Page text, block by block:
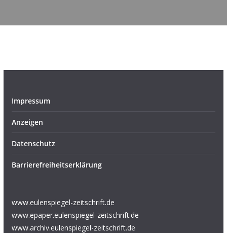
Impressum
Anzeigen
Datenschutz
Barrierefreiheitserklärung
www.eulenspiegel-zeitschrift.de
www.epaper.eulenspiegel-zeitschrift.de
www.archiv.eulenspiegel-zeitschrift.de